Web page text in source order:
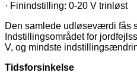
· Finindstilling: 0-20 V trinløst
Den samlede udløseværdi fås
Indstillingsområdet for
V, og mindste
Tidsforsinkelse